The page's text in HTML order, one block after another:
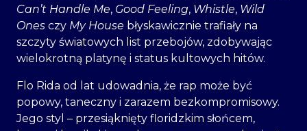
Can’t Handle Me, Good Feeling, Whistle, Wild
Ones czy My House błyskawicznie trafiały na
szczyty światowych list przebojów, zdobywając
wielokrotną platynę i status kultowych hitów.
Flo Rida od lat udowadnia, że rap może być
popowy, taneczny i zarazem bezkompromisowy.
Jego styl – przesiąknięty floridzkim słońcem,